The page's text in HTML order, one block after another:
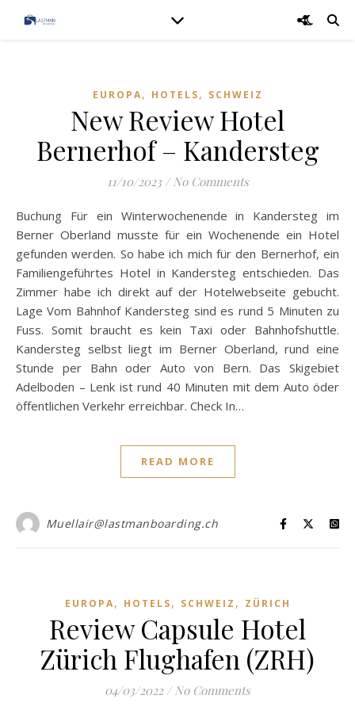
EUROPA, HOTELS, SCHWEIZ
New Review Hotel
Bernerhof – Kandersteg
11/10/2023 / No Comments
Buchung Für ein Winterwochenende in Kandersteg im
Berner Oberland musste für ein Wochenende ein Hotel
gefunden werden. So habe ich mich für den Bernerhof, ein
Familiengeführtes Hotel in Kandersteg entschieden. Das
Zimmer habe ich direkt auf der Hotelwebseite gebucht.
Lage Vom Bahnhof Kandersteg sind es rund 5 Minuten zu
Fuss. Somit braucht es kein Taxi oder Bahnhofshuttle.
Kandersteg selbst liegt im Berner Oberland, rund eine
Stunde per Bahn oder Auto von Bern. Das Skigebiet
Adelboden – Lenk ist rund 40 Minuten mit dem Auto öder
öffentlichen Verkehr erreichbar. Check In…
READ MORE
Muellair@lastmanboarding.ch
EUROPA, HOTELS, SCHWEIZ , ZÜRICH
Review Capsule Hotel
Zürich Flughafen (ZRH)
04/03/2022 / No Comments